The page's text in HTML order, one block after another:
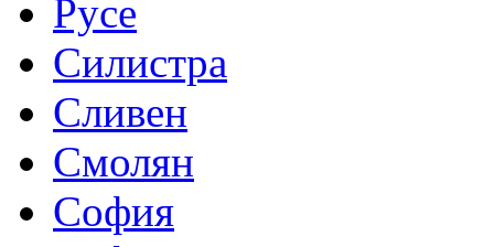
Русе
Силистра
Сливен
Смолян
София